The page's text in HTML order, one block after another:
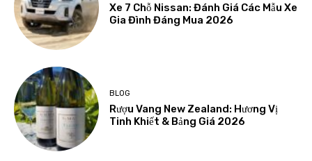
Xe 7 Chỗ Nissan: Đánh Giá Các Mẫu Xe
Gia Đình Đáng Mua 2026
BLOG
Rượu Vang New Zealand: Hương Vị
Tinh Khiết & Bảng Giá 2026